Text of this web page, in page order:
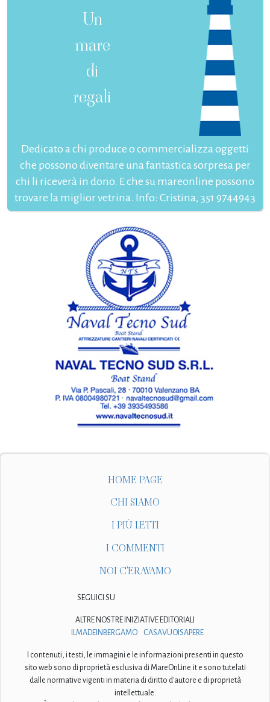
Un
mare
di
regali
Dedicato a chi produce o commercializza oggetti
che possono diventare una fantastica sorpresa per
chi li riceverà in dono. E che su mareonline possono
trovare la miglior vetrina. Info: Cristina, 351 9744943
HOME PAGE
CHI SIAMO
I PIÙ LETTI
I COMMENTI
NOI C'ERAVAMO
SEGUICI SU
ALTRE NOSTRE INIZIATIVE EDITORIALI
ILMADEINBERGAMO
CASAVUOISAPERE
I contenuti, i testi, le immagini e le informazioni presenti in questo
sito web sono di proprietà esclusiva di MareOnLine.it e sono tutelati
dalle normative vigenti in materia di diritto d'autore e di proprietà
intellettuale.